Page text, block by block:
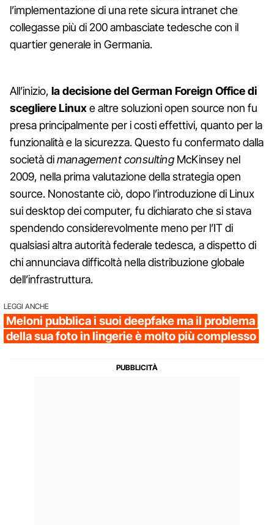
l’implementazione di una rete sicura intranet che
collegasse più di 200 ambasciate tedesche con il
quartier generale in Germania.
All’inizio, la decisione del German Foreign Office di
scegliere Linuxe altre soluzioni open source non fu
presa principalmente per i costi effettivi, quanto per la
funzionalità e la sicurezza. Questo fu confermato dalla
società dimanagement consultingMcKinsey nel
2009, nella prima valutazione della strategia open
source. Nonostante ciò, dopo l’introduzione di Linux
sui desktop dei computer, fu dichiarato che si stava
spendendo considerevolmente meno per l’IT di
qualsiasi altra autorità federale tedesca, a dispetto di
chi annunciava difficoltà nella distribuzione globale
dell’infrastruttura.
LEGGI ANCHE
Meloni pubblica i suoi deepfake ma il problema
della sua foto in lingerie è molto più complesso